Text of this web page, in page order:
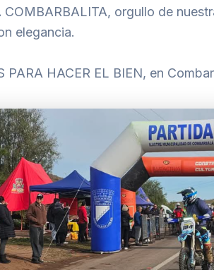
COMBARBALITA, orgullo de
elegancia.
PARA HACER EL BIEN, en